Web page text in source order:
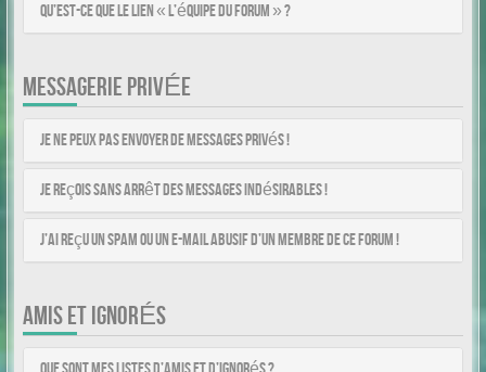
Qu’est-ce que le lien « L’équipe du forum » ?
MESSAGERIE PRIVÉE
Je ne peux pas envoyer de messages privés !
Je reçois sans arrêt des messages indésirables !
J’ai reçu un spam ou un e-mail abusif d’un membre de ce forum !
AMIS ET IGNORÉS